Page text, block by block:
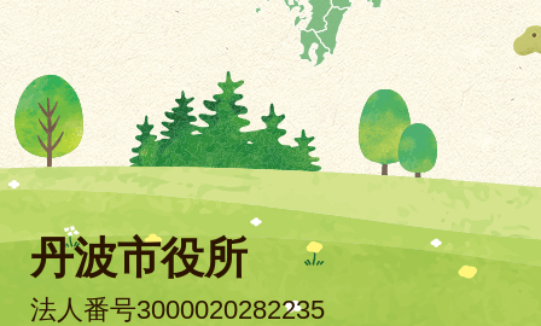
丹波市役所
法人番号3000020282235